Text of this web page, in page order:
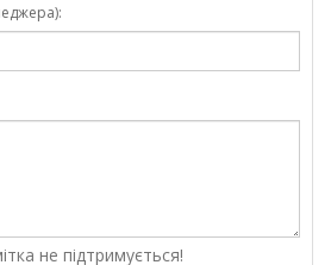
не підтримується!